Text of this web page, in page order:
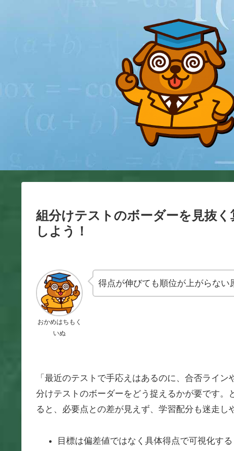
組分けテストのボーダーを見抜
しよう！
おかめはちもく
いぬ
得点が伸びても順位が上がらない
「最近のテストで手応えはあるのに、合否ライ
分けテストのボーダーをどう捉えるかが要です
ると、必要点との差が見えず、学習配分も迷走し
目標は偏差値ではなく具体得点で可視化する